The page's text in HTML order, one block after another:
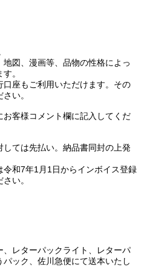
図、漫画等、品物の性格によっ
。
座もご利用いただけます。その
い。
客様コメント欄に記入してくだ
ては先払い。納品書同封の上発
和7年1月1日からインボイス登録
い。
レターパックライト、レターパ
ック、佐川急便にて送本いたし